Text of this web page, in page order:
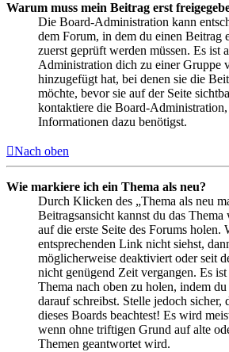
Warum muss mein Beitrag erst
Die Board-Administration kann
dem Forum, in dem du einen Beitrag
zuerst geprüft werden müssen. Es ist
Administration dich zu einer Gruppe
hinzugefügt hat, bei denen sie die
möchte, bevor sie auf der Seite
kontaktiere die Board-
Informationen dazu benötigst.
Nach oben
Wie markiere ich ein Thema als neu?
Durch Klicken des „Thema als neu
Beitragsansicht kannst du das Thema
auf die erste Seite des Forums holen.
entsprechenden Link nicht siehst,
möglicherweise deaktiviert oder seit
nicht genügend Zeit vergangen. Es
Thema nach oben zu holen, indem
darauf schreibst. Stelle jedoch sicher,
dieses Boards beachtest! Es wird
wenn ohne triftigen Grund auf alte
Themen geantwortet wird.